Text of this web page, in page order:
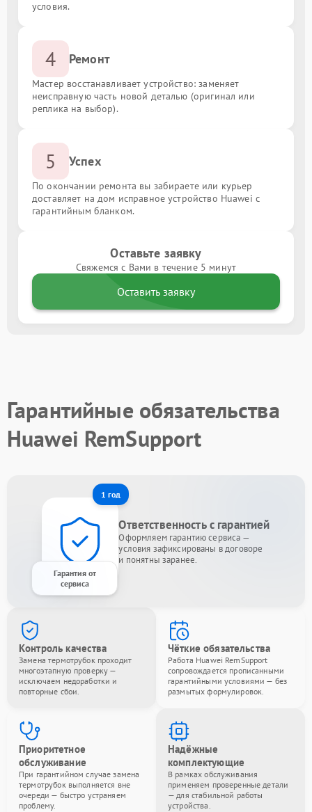
условия.
4 Ремонт
Мастер восстанавливает устройство: заменяет
неисправную часть новой деталью (оригинал или
реплика на выбор).
5 Успех
По окончании ремонта вы забираете или курьер
доставляет на дом исправное устройство Huawei с
гарантийным бланком.
Оставьте заявку
Свяжемся с Вами в течение 5 минут
Оставить заявку
Гарантийные обязательства
Huawei RemSupport
1 год
Гарантия от
сервиса
Ответственность с гарантией
Оформляем гарантию сервиса —
условия зафиксированы в договоре
и понятны заранее.
Контроль качества
Замена термотрубок проходит
многоэтапную проверку —
исключаем недоработки и
повторные сбои.
Чёткие обязательства
Работа Huawei RemSupport
сопровождается прописанными
гарантийными условиями — без
размытых формулировок.
Приоритетное
обслуживание
При гарантийном случае замена
термотрубок выполняется вне
очереди — быстро устраняем
проблему.
Надёжные
комплектующие
В рамках обслуживания
применяем проверенные детали
— для стабильной работы
устройства.